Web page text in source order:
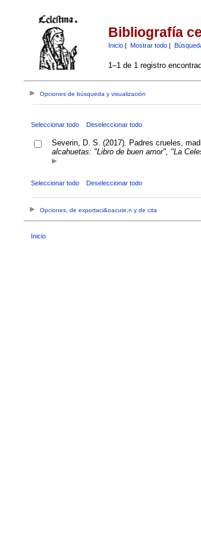
Bibliografía
Inicio| Mostrar todo|
1–1 de 1 registro
Opciones de búsqueda y visualización
Seleccionar todo Deseleccionar todo
Severin, D. S. (2017). Padres crueles,
alcahuetas: "Libro de buen amor", "La
Seleccionar todo Deseleccionar todo
Opciones, de exportaci&oacute;n y de cita
Inicio